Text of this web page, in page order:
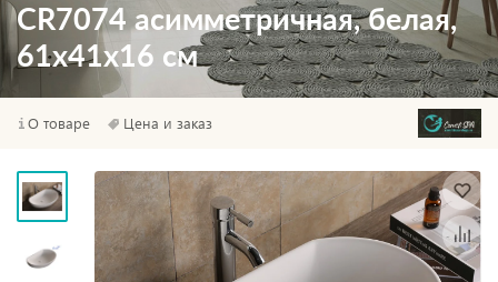
CR7074 асимметричная, белая,
61х41х16 см
О товаре Цена и заказ